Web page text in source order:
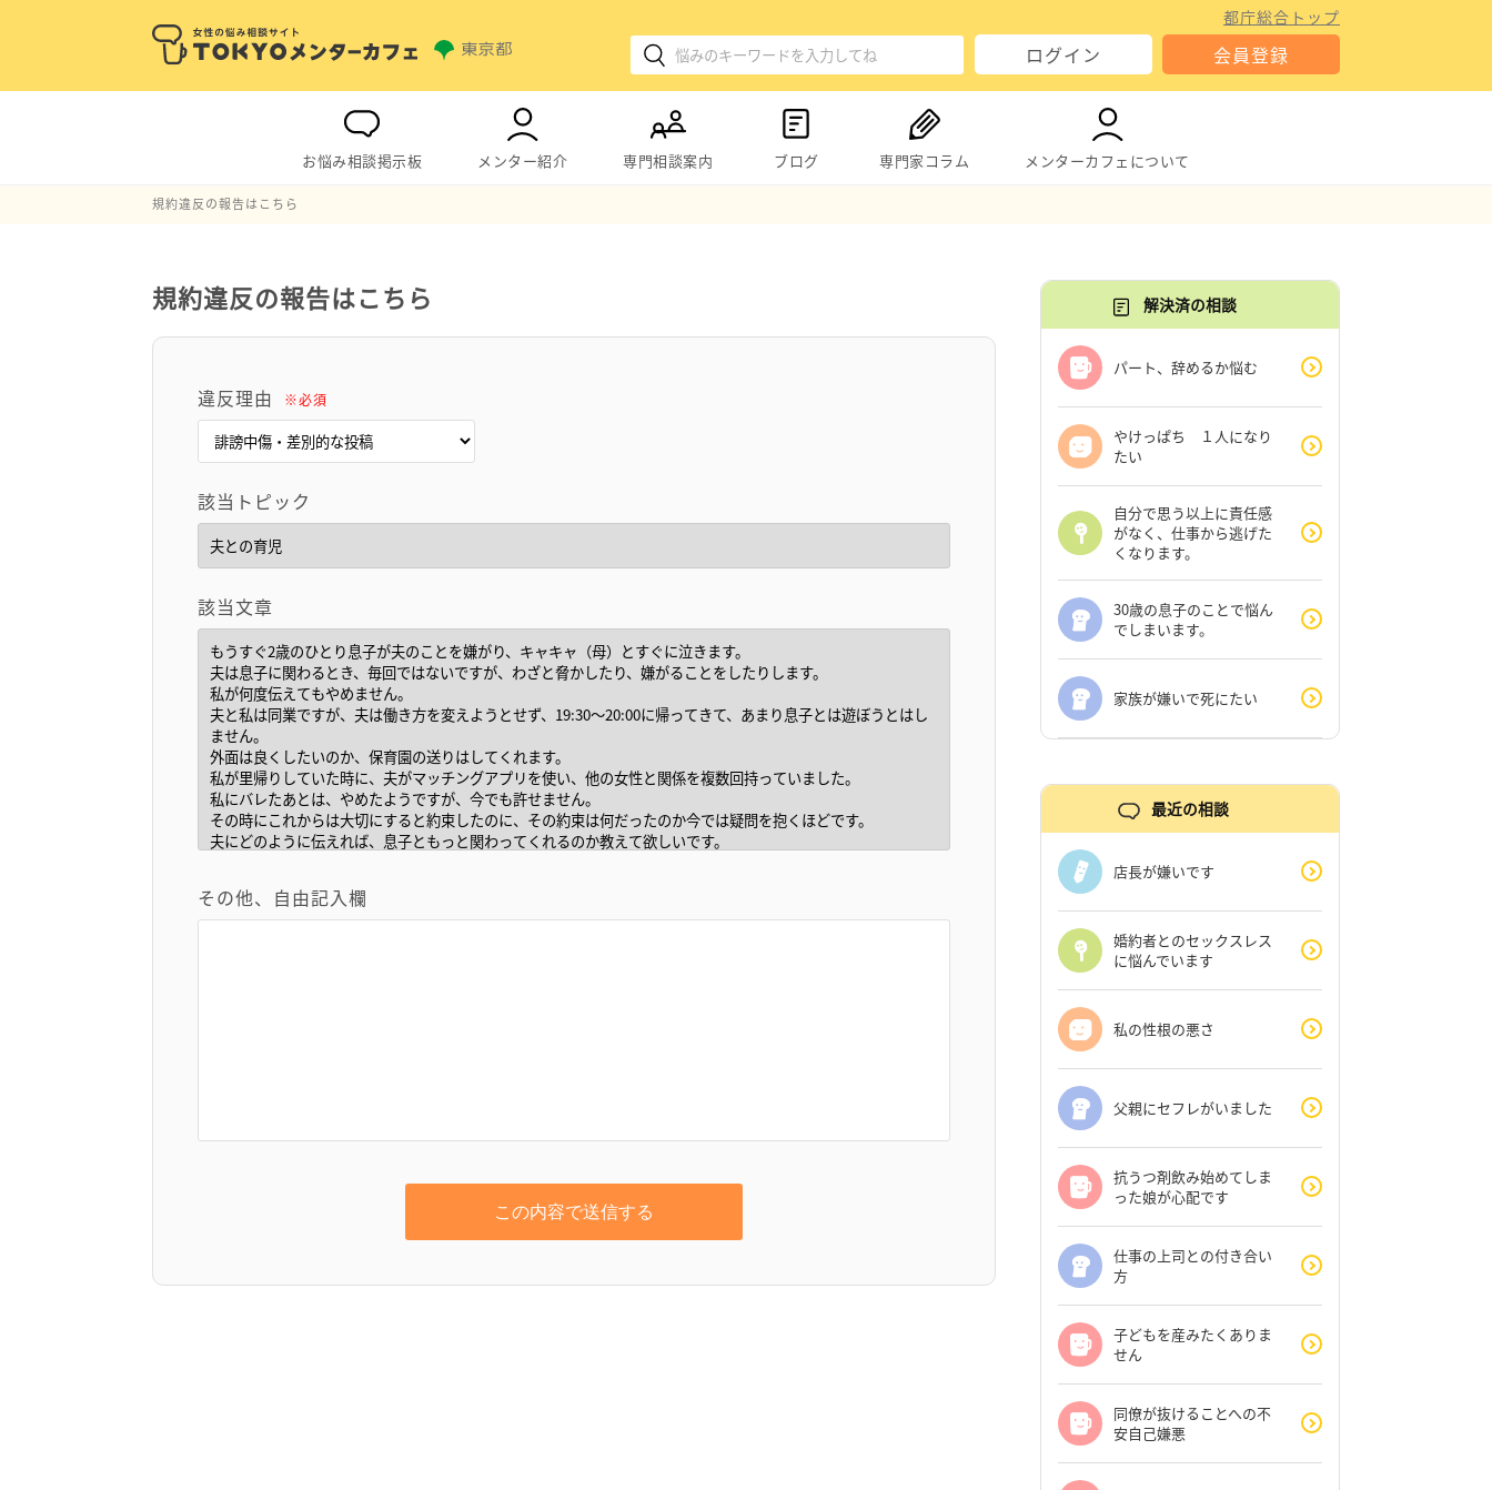
都庁総合トップ
ログイン 会員登録
お悩み相談掲示板 メンター紹介 専門相談案内 ブログ 専門家コラム メンターカフェについて
規約違反の報告はこちら
規約違反の報告はこちら
違反理由 ※必須
該当トピック
該当文章
その他、自由記入欄
この内容で送信する
解決済の相談
パート、辞めるか悩む
やけっぱち １人になり
たい
自分で思う以上に責任感
がなく、仕事から逃げた
くなります。
30歳の息子のことで悩ん
でしまいます。
家族が嫌いで死にたい
最近の相談
店長が嫌いです
婚約者とのセックスレス
に悩んでいます
私の性根の悪さ
父親にセフレがいました
抗うつ剤飲み始めてしま
った娘が心配です
仕事の上司との付き合い
方
子どもを産みたくありま
せん
同僚が抜けることへの不
安自己嫌悪